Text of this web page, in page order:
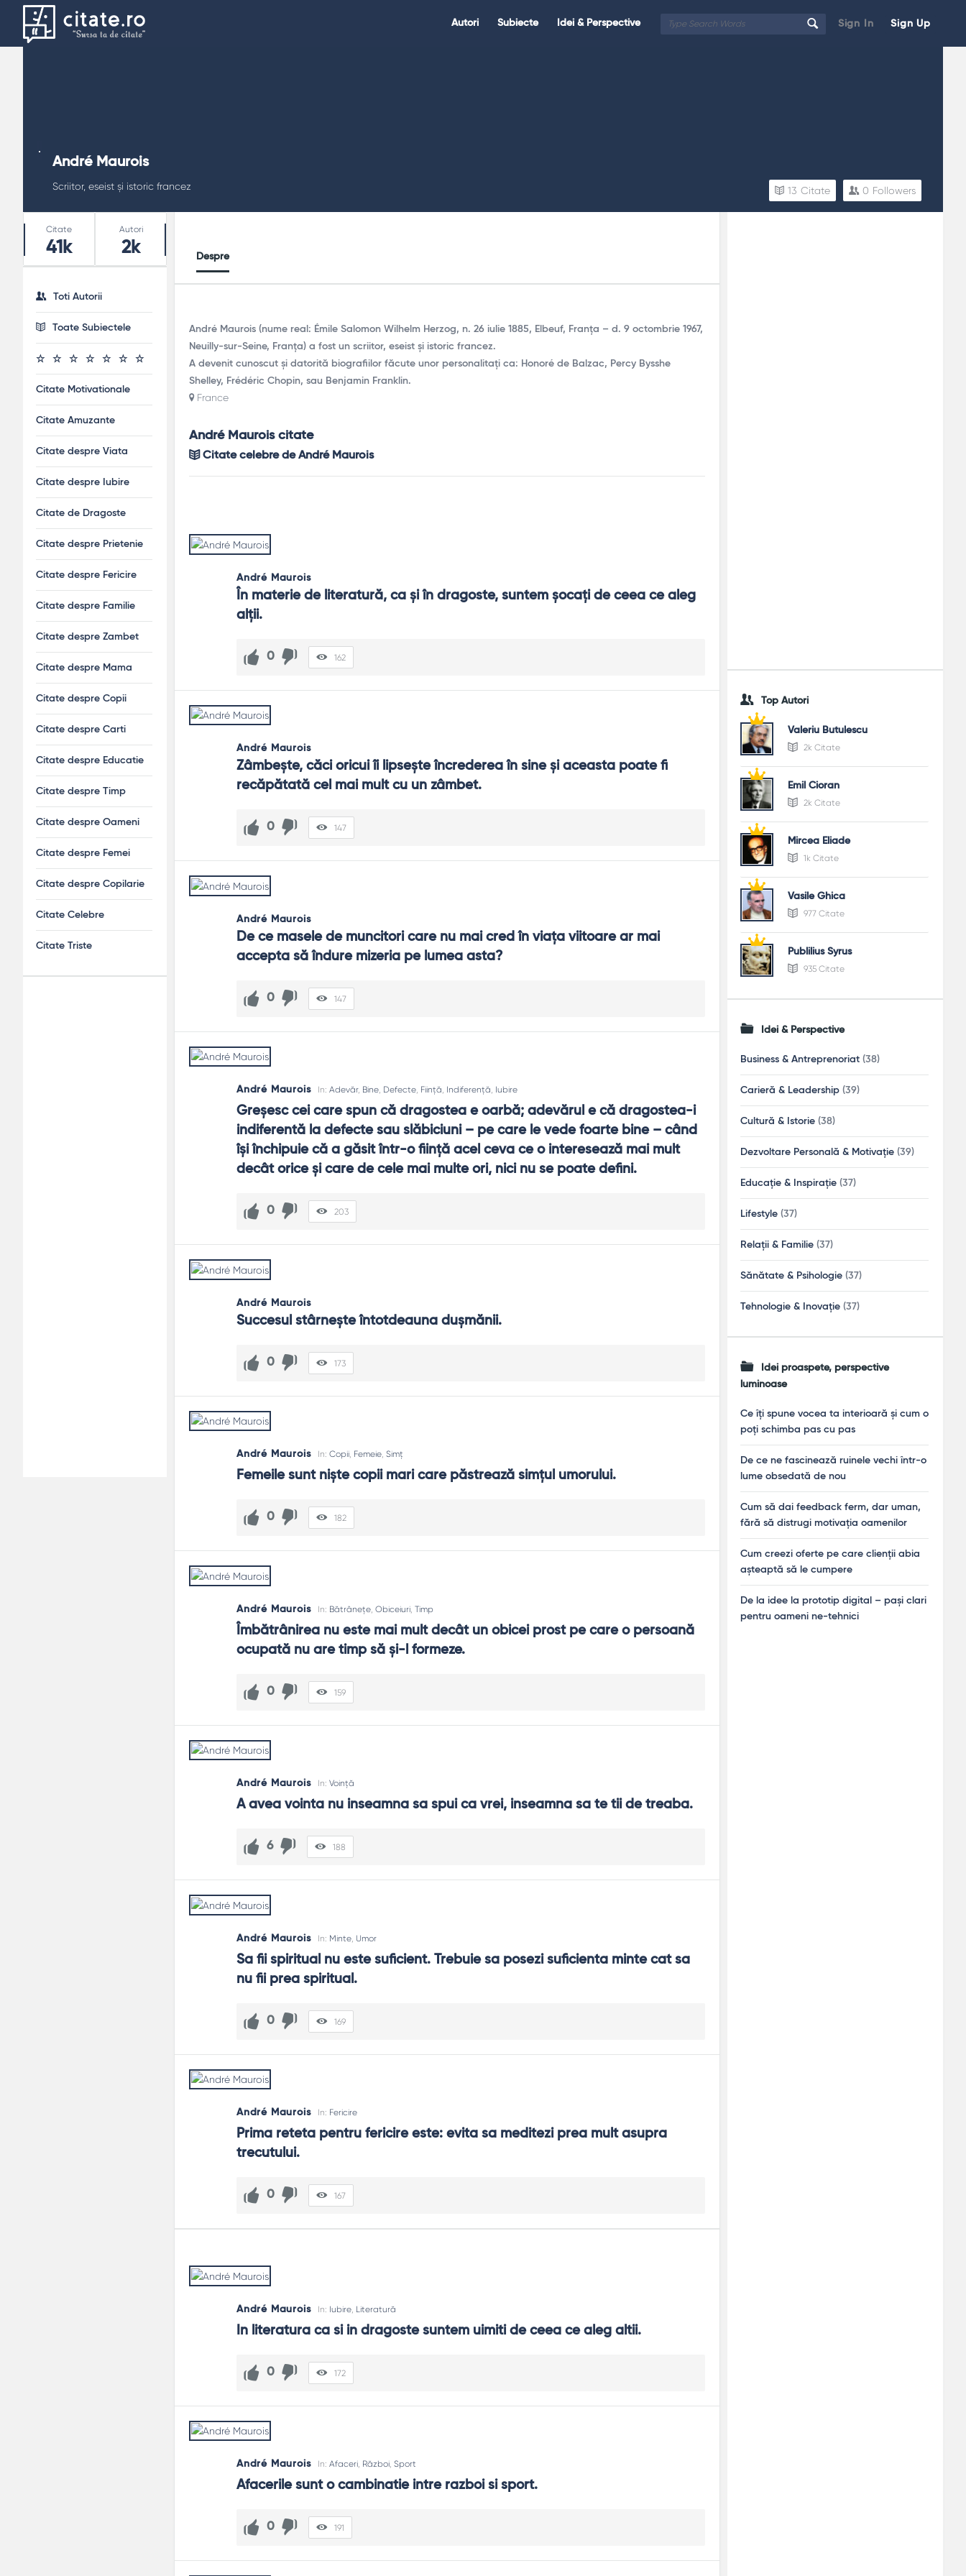
Sign In Sign Up
Citate.ro
Autori Subiecte Idei & Perspective
André Maurois
Scriitor, eseist și istoric francez 0 Followers
13 Citate
Despre
André Maurois (nume real: Émile Salomon Wilhelm Herzog, n. 26 iulie 1885, Elbeuf, Franța – d. 9 octombrie 1967,
Neuilly-sur-Seine, Franța) a fost un scriitor, eseist și istoric francez.
A devenit cunoscut și datorită biografiilor făcute unor personalitați ca: Honoré de Balzac, Percy Bysshe
Shelley, Frédéric Chopin, sau Benjamin Franklin.
France
André Maurois citate
Citate celebre de André Maurois
André Maurois
În materie de literatură, ca şi în dragoste, suntem şocaţi de ceea ce aleg
alţii.
0 162
André Maurois
Zâmbeşte, căci oricui îi lipseşte încrederea în sine şi aceasta poate fi
recăpătată cel mai mult cu un zâmbet.
0 147
André Maurois
De ce masele de muncitori care nu mai cred în viaţa viitoare ar mai
accepta să îndure mizeria pe lumea asta?
0 147
André Maurois In:Adevăr, Bine, Defecte, Ființă, Indiferență, Iubire
Greşesc cei care spun că dragostea e oarbă; adevărul e că dragostea-i
indiferentă la defecte sau slăbiciuni – pe care le vede foarte bine – când
îşi închipuie că a găsit într-o fiinţă acel ceva ce o interesează mai mult
decât orice şi care de cele mai multe ori, nici nu se poate defini.
0 203
André Maurois
Succesul stârneşte întotdeauna duşmănii.
0 173
André Maurois In:Copii, Femeie,Simț
Femeile sunt nişte copii mari care păstrează simţul umorului.
0 182
André Maurois In: Bătrânețe ,Obiceiuri ,Timp
Îmbătrânirea nu este mai mult decât un obicei prost pe care o persoană
ocupată nu are timp să și-l formeze.
0 159
André Maurois In:Voință
A avea vointa nu inseamna sa spui ca vrei, inseamna sa te tii de treaba.
6 188
André Maurois In: Minte Umor
Sa fii spiritual nu este suficient. Trebuie sa posezi suficienta minte cat sa
nu fii prea spiritual.
0 169
André Maurois In: Fericire
Prima reteta pentru fericire este: evita sa meditezi prea mult asupra
trecutului.
0 167
André Maurois In: Iubire Literatură
In literatura ca si in dragoste suntem uimiti de ceea ce aleg altii.
0 172
André Maurois In:Afaceri, Război,Sport
Afacerile sunt o cambinatie intre razboi si sport.
0 191
Top Autori
Valeriu Butulescu
2k Citate
Emil Cioran
2k Citate
Mircea Eliade
1k Citate
Vasile Ghica
977 Citate
Publilius Syrus
935 Citate
Idei & Perspective
Business & Antreprenoriat (38)
Carieră & Leadership (39)
Cultură & Istorie (38)
Dezvoltare Personală & Motivație (39)
Educație & Inspirație (37)
Lifestyle (37)
Relații & Familie (37)
Sănătate & Psihologie (37)
Tehnologie & Inovație (37)
Idei proaspete, perspective
luminoase
Ce îți spune vocea ta interioară și cum o
poți schimba pas cu pas
De ce ne fascinează ruinele vechi într-o
lume obsedată de nou
Cum să dai feedback ferm, dar uman,
fără să distrugi motivația oamenilor
Cum creezi oferte pe care clienții abia
așteaptă să le cumpere
De la idee la prototip digital – pași clari
pentru oameni ne-tehnici
Stats
Citate
41k
Autori
2k
Toti Autorii
Toate Subiectele
Citate Motivationale
Citate Amuzante
Citate despre Viata
Citate despre Iubire
Citate de Dragoste
Citate despre Prietenie
Citate despre Fericire
Citate despre Familie
Citate despre Zambet
Citate despre Mama
Citate despre Copii
Citate despre Carti
Citate despre Educatie
Citate despre Timp
Citate despre Oameni
Citate despre Femei
Citate despre Copilarie
Citate Celebre
Citate Triste